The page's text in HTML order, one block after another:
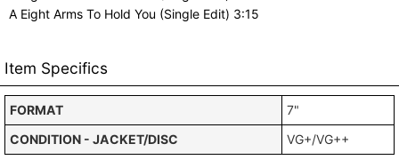
A Eight Arms To Hold You (Single Edit) 3:15
Item Specifics
FORMAT
7"
CONDITION - JACKET/DISC
VG+/VG++